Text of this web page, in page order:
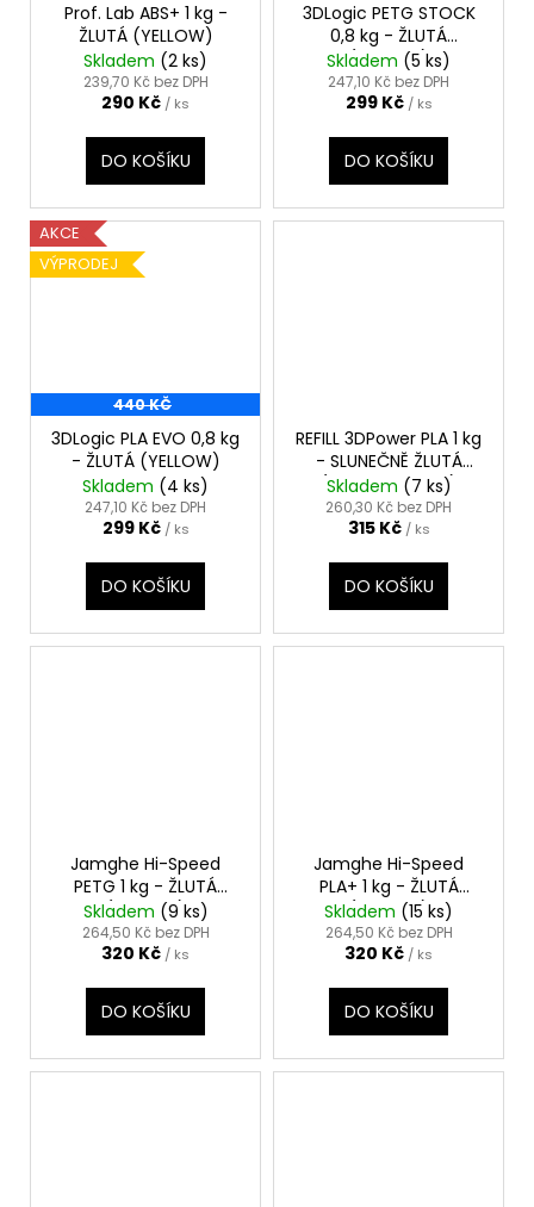
Prof. Lab ABS+ 1 kg -
ŽLUTÁ (YELLOW)
Skladem (2 ks)
239,70 Kč bez DPH
290 Kč / ks
DO KOŠÍKU
3DLogic PETG STOCK
0,8 kg - ŽLUTÁ
(YELLOW)
Skladem (5 ks)
247,10 Kč bez DPH
299 Kč / ks
DO KOŠÍKU
AKCE
VÝPRODEJ
440 KČ
3DLogic PLA EVO 0,8 kg
- ŽLUTÁ (YELLOW)
Skladem (4 ks)
247,10 Kč bez DPH
299 Kč / ks
DO KOŠÍKU
REFILL 3DPower PLA 1 kg
- SLUNEČNĚ ŽLUTÁ
(SUNNY YELLOW)
Skladem (7 ks)
260,30 Kč bez DPH
315 Kč / ks
DO KOŠÍKU
Jamghe Hi-Speed
PETG 1 kg - ŽLUTÁ
(YELLOW)
Skladem (9 ks)
264,50 Kč bez DPH
320 Kč / ks
DO KOŠÍKU
Jamghe Hi-Speed
PLA+ 1 kg - ŽLUTÁ
(YELLOW)
Skladem (15 ks)
264,50 Kč bez DPH
320 Kč / ks
DO KOŠÍKU